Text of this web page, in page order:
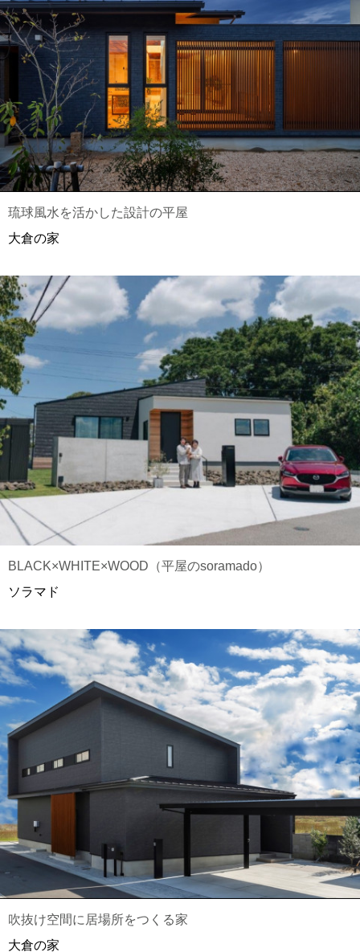
琉球風水を活かした設計の平屋
大倉の家
BLACK×WHITE×WOOD（平屋のsoramado）
ソラマド
吹抜け空間に居場所をつくる家
大倉の家